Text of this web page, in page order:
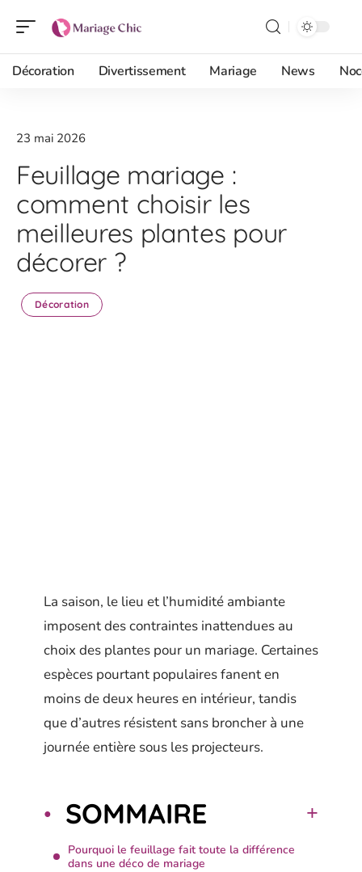
Décoration Divertissement Mariage News
23 mai 2026
Feuillage mariage :
comment choisir les
meilleures plantes pour
décorer ?
Décoration
La saison, le lieu et l’humidité ambiante
imposent des contraintes inattendues au
choix des plantes pour un mariage. Certaines
espèces pourtant populaires fanent en
moins de deux heures en intérieur, tandis
que d’autres résistent sans broncher à une
journée entière sous les projecteurs.
SOMMAIRE
Pourquoi le feuillage fait toute la différence
dans une déco de mariage